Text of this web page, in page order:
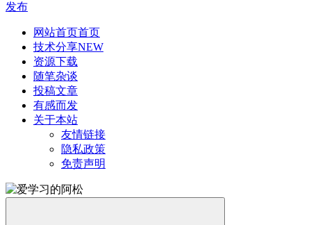
发布
网站首页首页
技术分享NEW
资源下载
随笔杂谈
投稿文章
有感而发
关于本站
友情链接
隐私政策
免责声明